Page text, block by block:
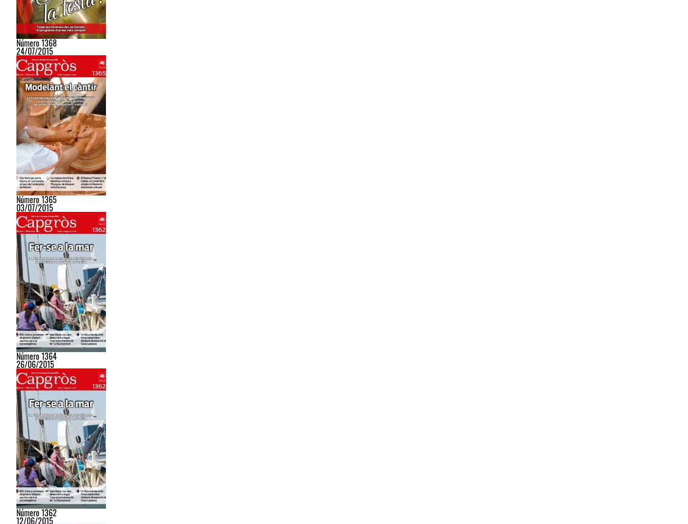
Número 1368
24/07/2015
Número 1365
03/07/2015
Número 1364
26/06/2015
Número 1362
12/06/2015